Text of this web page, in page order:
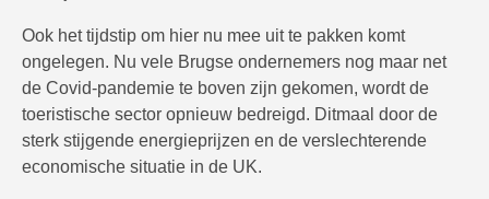
Ook het tijdstip om hier nu mee uit te pakken komt
ongelegen. Nu vele Brugse ondernemers nog maar net
de Covid-pandemie te boven zijn gekomen, wordt de
toeristische sector opnieuw bedreigd. Ditmaal door de
sterk stijgende energieprijzen en de verslechterende
economische situatie in de UK.